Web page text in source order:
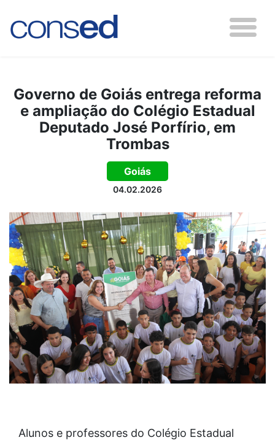
Governo de Goiás entrega reforma
e ampliação do Colégio Estadual
Deputado José Porfírio, em
Trombas
Goiás
04.02.2026
Alunos e professores do Colégio Estadual